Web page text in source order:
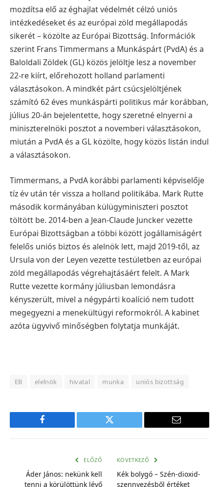
mozdítsa elő az éghajlat védelmét célzó uniós
intézkedéseket és az európai zöld megállapodás
sikerét – közölte az Európai Bizottság. Információk
szerint Frans Timmermans a Munkáspárt (PvdA) és a
Baloldali Zöldek (GL) közös jelöltje lesz a november
22-re kiírt, előrehozott holland parlamenti
választásokon. A mindkét párt csúcsjelöltjének
számító 62 éves munkáspárti politikus már korábban,
július 20-án bejelentette, hogy szeretné elnyerni a
miniszterelnöki posztot a novemberi választásokon,
miután a PvdA és a GL közölte, hogy közös listán indul
a választásokon.
Timmermans, a PvdA korábbi parlamenti képviselője
tíz év után tér vissza a holland politikába. Mark Rutte
második kormányában külügyminiszteri posztot
töltött be. 2014-ben a Jean-Claude Juncker vezette
Európai Bizottságban a többi között jogállamiságért
felelős uniós biztos és alelnök lett, majd 2019-től, az
Ursula von der Leyen vezette testületben az európai
zöld megállapodás végrehajtásáért felelt. A Mark
Rutte vezette kormány júliusban lemondásra
kényszerült, mivel a négypárti koalíció nem tudott
megegyezni a menekültügyi reformokról. A kabinet
azóta ügyvivő minőségben folytatja munkáját.
EB elelnök hivatal munka uniós bizottság
Facebook Twitter
E-
ELŐZŐ
Áder János: nekünk kell
tenni a körülöttünk lévő
KÖVETKEZŐ
Kék bolygó – Szén-dioxid-
szennyezésből értéket